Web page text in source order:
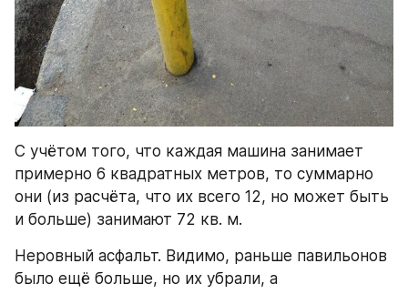
С учётом того, что каждая машина занимает
примерно 6 квадратных метров, то суммарно
они (из расчёта, что их всего 12, но может быть
и больше) занимают 72 кв. м.
Неровный асфальт. Видимо, раньше павильонов
было ещё больше, но их убрали, а